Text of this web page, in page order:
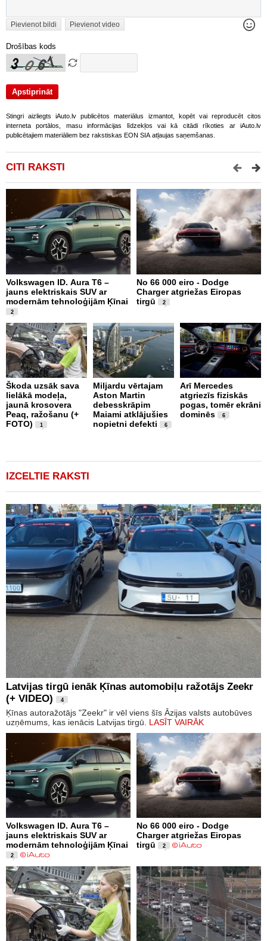
Pievienot bildi Pievienot video
Drošības kods
Stingri aizliegts iAuto.lv publicētos materiālus izmantot, kopēt vai reproducēt citos
interneta portālos, masu informācijas līdzekļos vai kā citādi rīkoties ar iAuto.lv
publicētajiem materiāliem bez rakstiskas EON SIA atļaujas saņemšanas.
CITI RAKSTI
Volkswagen ID. Aura T6 –
jauns elektriskais SUV ar
modernām tehnoloģijām Ķīnai
2
No 66 000 eiro - Dodge
Charger atgriežas Eiropas
tirgū
2
Škoda uzsāk sava
lielākā modeļa,
jaunā krosovera
Peaq, ražošanu (+
FOTO)
1
Miljardu vērtajam
Aston Martin
debesskrāpim
Maiami atklājušies
nopietni defekti
6
Arī Mercedes
atgriezīs fiziskās
pogas, tomēr ekrāni
dominēs
6
IZCELTIE RAKSTI
Latvijas tirgū ienāk Ķīnas automobiļu ražotājs Zeekr
(+ VIDEO)
4
Ķīnas autoražotājs "Zeekr" ir vēl viens šīs Āzijas valsts autobūves
uzņēmums, kas ienācis Latvijas tirgū. LASĪT VAIRĀK
Volkswagen ID. Aura T6 –
jauns elektriskais SUV ar
modernām tehnoloģijām Ķīnai
2
No 66 000 eiro - Dodge
Charger atgriežas Eiropas
tirgū
2